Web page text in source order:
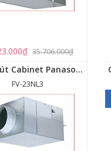
35.706.000₫
Quạt hút Cabinet Panasonic FV-23NL3
FV-23NL3